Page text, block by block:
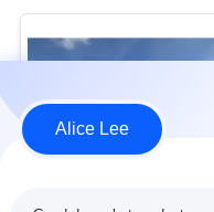
Alice Lee